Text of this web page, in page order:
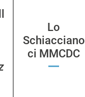
Lo
Schiacciano
ci MMCDC